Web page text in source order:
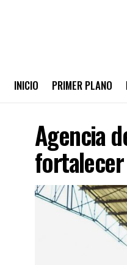
INICIO PRIMER PLANO
Agencia